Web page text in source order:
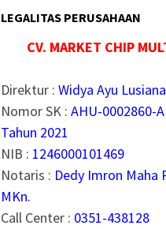
LEGALITAS PERUSAHAAN
CV. MARKET CHIP
Direktur :Widya Ayu
Nomor SK :AHU-0002860-
Tahun 2021
NIB : 1246000101469
Notaris : Dedy Imron Maha
MKn.
Call Center : 0351-438128